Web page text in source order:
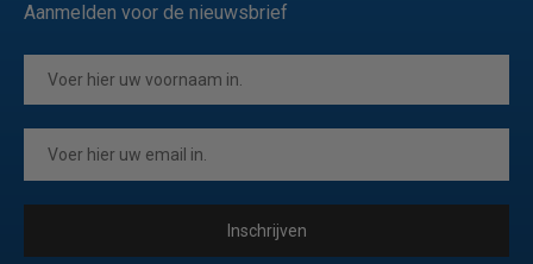
Aanmelden voor de nieuwsbrief
Inschrijven